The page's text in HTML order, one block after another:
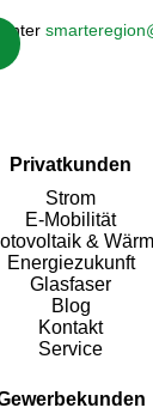
Privatkunden
Strom
E-Mobilität
&
Energiezukunft
Glasfaser
Blog
Kontakt
Service